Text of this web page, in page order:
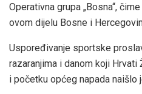
Operativna grupa „Bosna“,
ovom dijelu Bosne i
Uspoređivanje sportske
razaranjima i danom koji
i početku općeg napada naišlo